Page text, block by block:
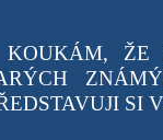
ŽE
SI